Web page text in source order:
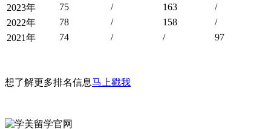
2023年
75 / 163
/
2022年
78 / 158
/
2021年
74 / / 97
想了解更多排名信息马上戳我